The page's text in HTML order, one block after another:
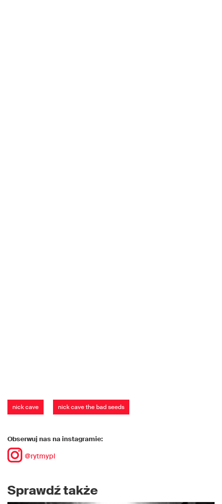
nick cave nick cave the bad seeds
Obserwuj nas na instagramie:
@rytmypl
Sprawdź także